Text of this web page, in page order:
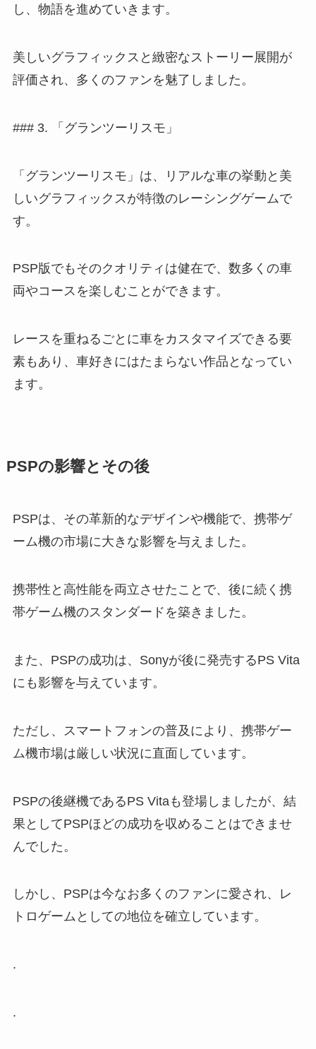
し、物語を進めていきます。
美しいグラフィックスと緻密なストーリー展開が
評価され、多くのファンを魅了しました。
### 3. 「グランツーリスモ」
「グランツーリスモ」は、リアルな車の挙動と美
しいグラフィックスが特徴のレーシングゲームで
す。
PSP版でもそのクオリティは健在で、数多くの車
両やコースを楽しむことができます。
レースを重ねるごとに車をカスタマイズできる要
素もあり、車好きにはたまらない作品となってい
ます。
PSPの影響とその後
PSPは、その革新的なデザインや機能で、携帯ゲ
ーム機の市場に大きな影響を与えました。
携帯性と高性能を両立させたことで、後に続く携
帯ゲーム機のスタンダードを築きました。
また、PSPの成功は、Sonyが後に発売するPS Vita
にも影響を与えています。
ただし、スマートフォンの普及により、携帯ゲー
ム機市場は厳しい状況に直面しています。
PSPの後継機であるPS Vitaも登場しましたが、結
果としてPSPほどの成功を収めることはできませ
んでした。
しかし、PSPは今なお多くのファンに愛され、レ
トロゲームとしての地位を確立しています。
.
.